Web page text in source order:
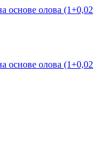
основе олова (1+0,02
основе олова (1+0,02